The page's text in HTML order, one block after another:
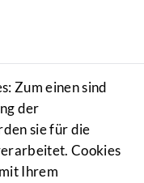
Zum einen sind
der
sie für die
Cookies
Ihrem